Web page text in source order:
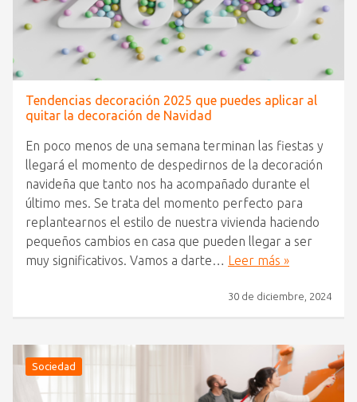
Tendencias decoración 2025 que puedes aplicar al
quitar la decoración de Navidad
En poco menos de una semana terminan las fiestas y
llegará el momento de despedirnos de la decoración
navideña que tanto nos ha acompañado durante el
último mes. Se trata del momento perfecto para
replantearnos el estilo de nuestra vivienda haciendo
pequeños cambios en casa que pueden llegar a ser
muy significativos. Vamos a darte…
Leer más »
30 de diciembre, 2024
Sociedad